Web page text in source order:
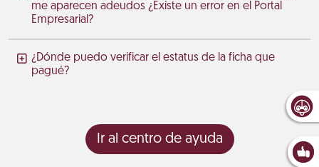
me aparecen adeudos ¿Existe un error en el Portal
Empresarial?
¿Dónde puedo verificar el estatus de la ficha que
pagué?
Ir al centro de ayuda